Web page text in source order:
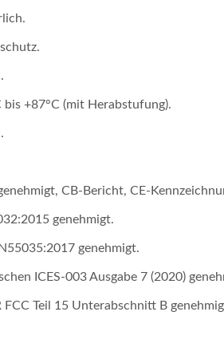
+87°C (mit Herabstufung).
CB-Bericht, CE-
genehmigt.
genehmigt.
ICES-003 Ausgabe 7 (2020)
FCC Teil 15 Unterabschnitt B
20W 4:1 DC-DC-